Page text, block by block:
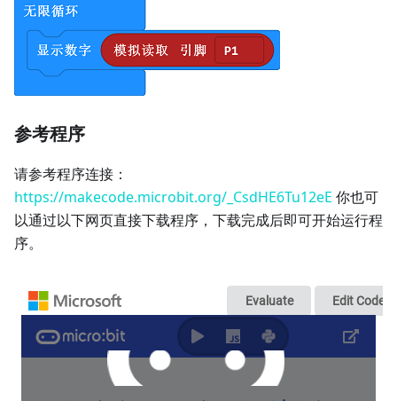
参考程序
请参考程序连接：
https://makecode.microbit.org/_CsdHE6Tu12eE 你也可
以通过以下网页直接下载程序，下载完成后即可开始运行程
序。